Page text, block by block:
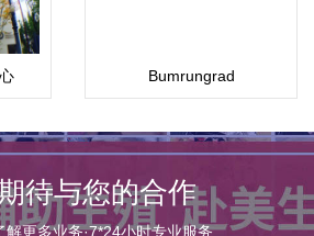
Bumrungrad
待与您的合作
解更多业务·7*24小时专业服务